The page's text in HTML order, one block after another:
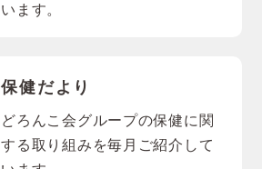
います。
保健だより
どろんこ会グループの保健に関
する取り組みを毎月ご紹介して